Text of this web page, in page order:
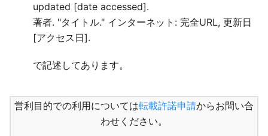
updated [date accessed].
著者. "タイトル." インターネット: 完全URL, 更新日
[アクセス日].
で記述してあります。
営利目的での利用については転載許諾申請からお問い合
わせください。